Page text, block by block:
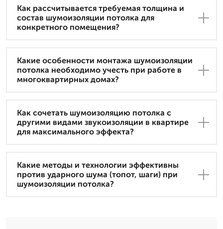
Как рассчитывается требуемая толщина и
состав шумоизоляции потолка для
конкретного помещения?
Какие особенности монтажа шумоизоляции
потолка необходимо учесть при работе в
многоквартирных домах?
Как сочетать шумоизоляцию потолка с
другими видами звукоизоляции в квартире
для максимального эффекта?
Какие методы и технологии эффективны
против ударного шума (топот, шаги) при
шумоизоляции потолка?